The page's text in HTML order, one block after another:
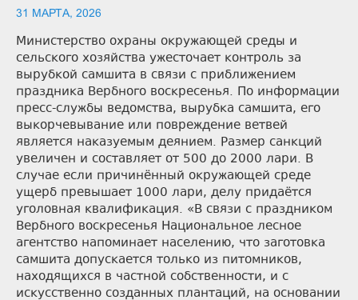
31 МАРТА, 2026
Министерство охраны окружающей среды и
сельского хозяйства ужесточает контроль за
вырубкой самшита в связи с приближением
праздника Вербного воскресенья. По информации
пресс-службы ведомства, вырубка самшита, его
выкорчевывание или повреждение ветвей
является наказуемым деянием. Размер санкций
увеличен и составляет от 500 до 2000 лари. В
случае если причинённый окружающей среде
ущерб превышает 1000 лари, делу придаётся
уголовная квалификация. «В связи с праздником
Вербного воскресенья Национальное лесное
агентство напоминает населению, что заготовка
самшита допускается только из питомников,
находящихся в частной собственности, и с
искусственно созданных плантаций, на основании